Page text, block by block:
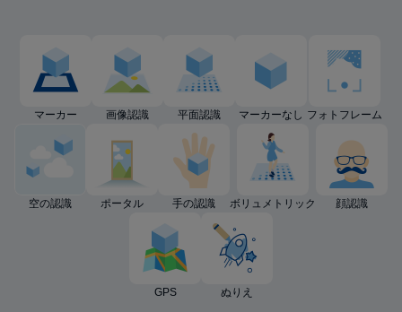
マーカー 画像認識 平面認識 マーカーなし フォトフレーム
空の認識 ポータル 手の認識 ボリュメトリック 顔認識
GPS ぬりえ